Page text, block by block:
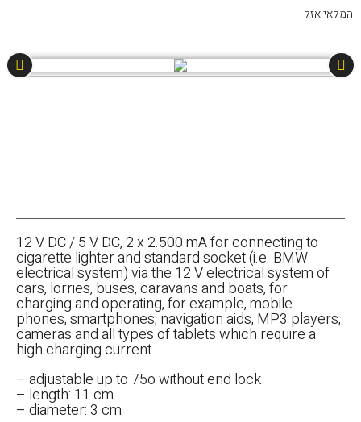
המלאי אזל
12 V DC / 5 V DC, 2 x 2.500 mA for connecting to
cigarette lighter and standard socket (i.e. BMW
electrical system) via the 12 V electrical system of
cars, lorries, buses, caravans and boats, for
charging and operating, for example, mobile
phones, smartphones, navigation aids, MP3 players,
cameras and all types of tablets which require a
high charging current.
– adjustable up to 75o without end lock
– length: 11 cm
– diameter: 3 cm